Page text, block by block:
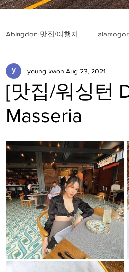
Abingdon-맛집/여행지
맛집/여행지 Arlington-맛집/여행
맛집/여행지 Baltimore-맛집/여행
맛집/여행지 Bloomfield-맛집/여
맛집/여행지 Boulder City-맛집/여
집/여행지 Bryce Canyon-맛집/여
맛집/여행지 Campton-맛집/여
[맛집/워싱턴
Masseria
young kwon Aug 23, 2021